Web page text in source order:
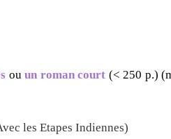
ou un roman court (< 250 p.)
les Etapes Indiennes)